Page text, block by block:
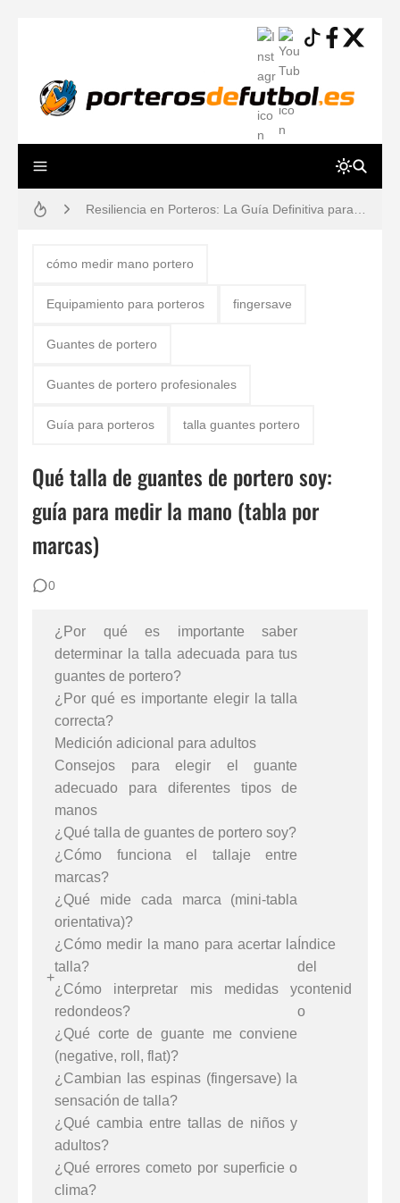
Resiliencia en Porteros: La Guía Definitiva para una Mente a Prueba de Errores
cómo medir mano portero
Equipamiento para porteros fingersave
Guantes de portero
Guantes de portero profesionales
Guía para porteros talla guantes portero
Qué talla de guantes de portero soy:
guía para medir la mano (tabla por
marcas)
0
¿Por qué es importante saber
determinar la talla adecuada para tus
guantes de portero?
¿Por qué es importante elegir la talla
correcta?
Medición adicional para adultos
Consejos para elegir el guante
adecuado para diferentes tipos de
manos
¿Qué talla de guantes de portero soy?
¿Cómo funciona el tallaje entre
marcas?
¿Qué mide cada marca (mini-tabla
orientativa)?
¿Cómo medir la mano para acertar la
talla?
¿Cómo interpretar mis medidas y
redondeos?
¿Qué corte de guante me conviene
(negative, roll, flat)?
¿Cambian las espinas (fingersave) la
sensación de talla?
¿Qué cambia entre tallas de niños y
adultos?
¿Qué errores cometo por superficie o
clima?